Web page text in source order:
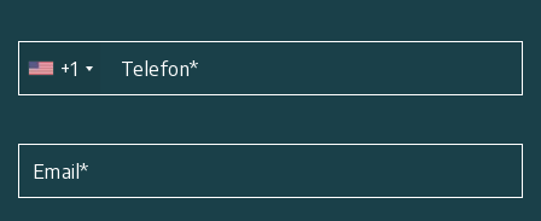
+1 Telefon*
Email*